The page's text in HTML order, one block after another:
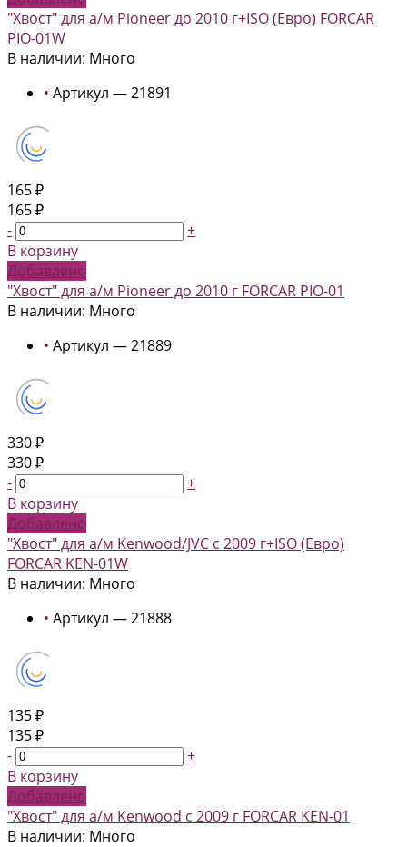
"Хвост" для а/м Pioneer до 2010 г+ISO (Евро) FORCAR
PIO-01W
В наличии: Много
• Артикул — 21891
165 ₽
165 ₽
-
+
В корзину
Добавлено
"Хвост" для а/м Pioneer до 2010 г FORCAR PIO-01
В наличии: Много
• Артикул — 21889
330 ₽
330 ₽
-
+
В корзину
Добавлено
"Хвост" для а/м Kenwood/JVC c 2009 г+ISO (Евро)
FORCAR KEN-01W
В наличии: Много
• Артикул — 21888
135 ₽
135 ₽
-
+
В корзину
Добавлено
"Хвост" для а/м Kenwood c 2009 г FORCAR KEN-01
В наличии: Много